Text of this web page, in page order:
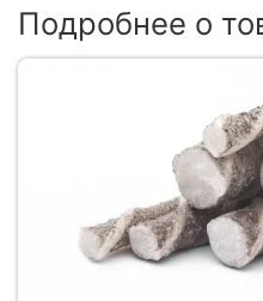
Подробнее о